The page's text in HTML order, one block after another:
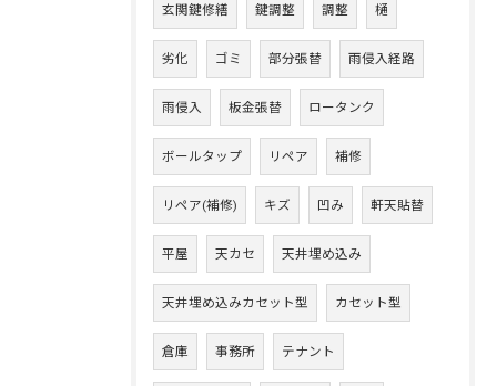
玄関鍵修繕 鍵調整 調整 樋
劣化 ゴミ 部分張替 雨侵入経路
雨侵入 板金張替 ロータンク
ボールタップ リペア 補修
リペア(補修) キズ 凹み 軒天貼替
平屋 天カセ 天井埋め込み
天井埋め込みカセット型 カセット型
倉庫 事務所 テナント